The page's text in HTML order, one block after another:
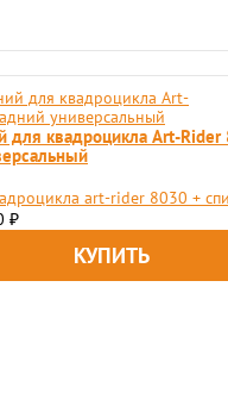
для квадроцикла Art-
art-rider 8030 +
₽